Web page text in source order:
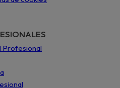
Profesional